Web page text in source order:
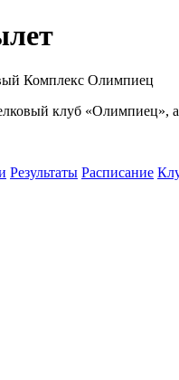
Комплекс Олимпиец
клуб «Олимпиец»,
Результаты Расписание